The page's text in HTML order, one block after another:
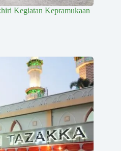
Kegiatan Kepramukaan